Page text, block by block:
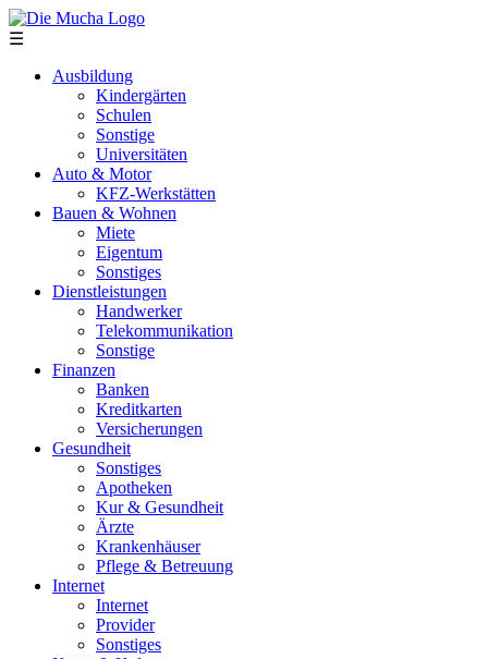
Direkt zum Inhalt
☰
Ausbildung
Kindergärten
Schulen
Sonstige
Universitäten
Auto & Motor
KFZ-Werkstätten
Bauen & Wohnen
Miete
Eigentum
Sonstiges
Dienstleistungen
Handwerker
Telekommunikation
Sonstige
Finanzen
Banken
Kreditkarten
Versicherungen
Gesundheit
Sonstiges
Apotheken
Kur & Gesundheit
Ärzte
Krankenhäuser
Pflege & Betreuung
Internet
Internet
Provider
Sonstiges